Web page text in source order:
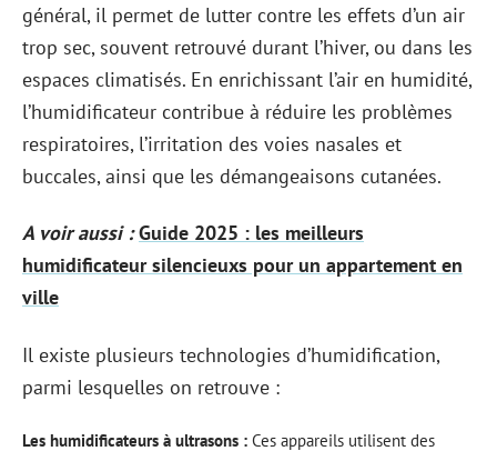
général, il permet de lutter contre les effets d’un air
trop sec, souvent retrouvé durant l’hiver, ou dans les
espaces climatisés. En enrichissant l’air en humidité,
l’humidificateur contribue à réduire les problèmes
respiratoires, l’irritation des voies nasales et
buccales, ainsi que les démangeaisons cutanées.
A voir aussi : Guide 2025 : les meilleurs
humidificateur silencieuxs pour un appartement en
ville
Il existe plusieurs technologies d’humidification,
parmi lesquelles on retrouve :
Les humidificateurs à ultrasons : Ces appareils utilisent des